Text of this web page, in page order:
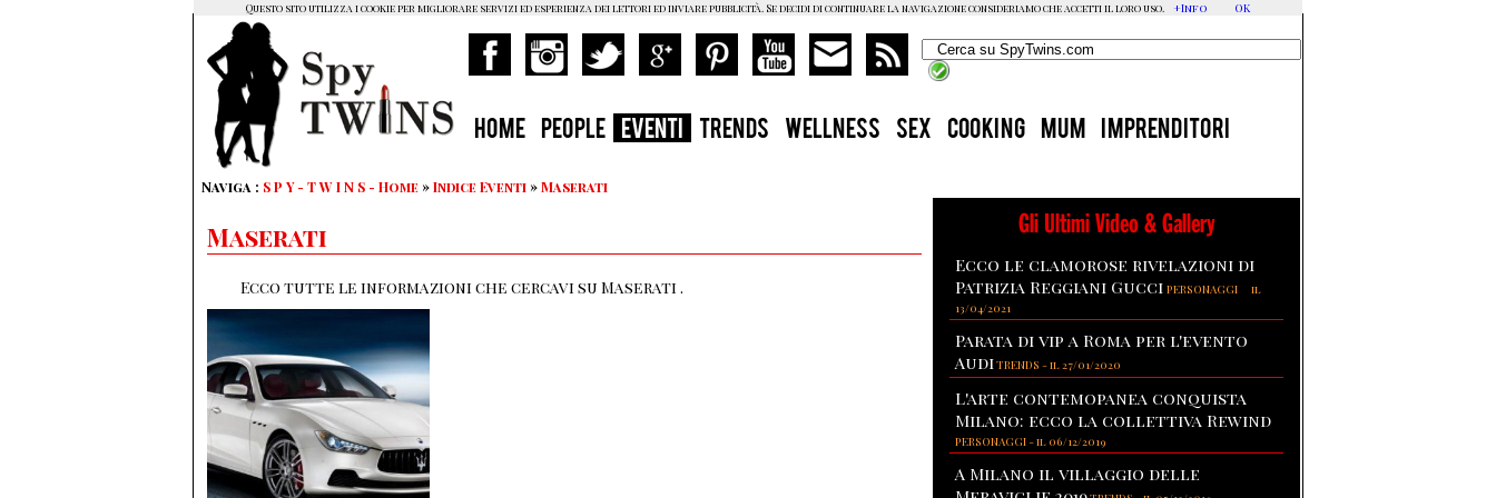
HOME PEOPLE EVENTI TRENDS WELLNESS SEX COOKING MUM IMPRENDITORI
Naviga : S P Y - T W I N S - Home »Indice Eventi »Maserati
Maserati
Ecco tutte le informazioni che cercavi su Maserati .
Gli Ultimi Video & Gallery
Ecco le clamorose rivelazioni di
Patrizia Reggiani Gucci PERSONAGGI
il
13/04/2021
Parata di vip a Roma per l'evento
AudiTRENDS -il 27/01/2020
L'arte contemopanea conquista
Milano: ecco la collettiva Rewind
PERSONAGGI-il 06/12/2019
A Milano il villaggio delle
Questo sito utilizza i cookie per migliorare servizi ed esperienza dei lettori ed inviare pubblicità. Se decidi di continuare la navigazione consideriamo che accetti il loro uso. +Info OK